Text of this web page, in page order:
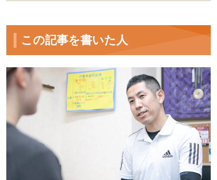
この記事を書いた人